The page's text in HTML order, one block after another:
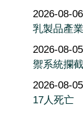
2026-08-
乳製品產
2026-08-
禦系統攔
2026-08-
17人死亡